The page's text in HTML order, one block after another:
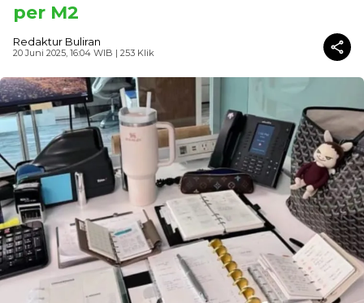
per M2
Redaktur Buliran
20 Juni 2025, 16:04 WIB | 253 Klik